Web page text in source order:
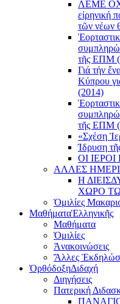
ΛΕΜΕ
εἰρηνική
τῶν νέων
τῆς ΕΠΜ
Γιά τήν
Κύπρου
(2014)
τῆς ΕΠΜ
«Σχέση
Ίδρυση
ΟΙ
ΑΛΛΕΣ
Η
ΧΩΡΟ
Ὁμιλίες
ΜαθήματαἙλληνικῆς
Μαθήματα
Ὁμιλίες
Ἀνακοινώσεις
Ἄλλες
ὈρθόδοξηΔιδαχή
Διηγήσεις
Πατερική